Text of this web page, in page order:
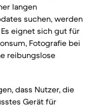
langen
suchen, werden
eignet sich gut für
Fotografie bei
reibungslose
dass Nutzer, die
Gerät für